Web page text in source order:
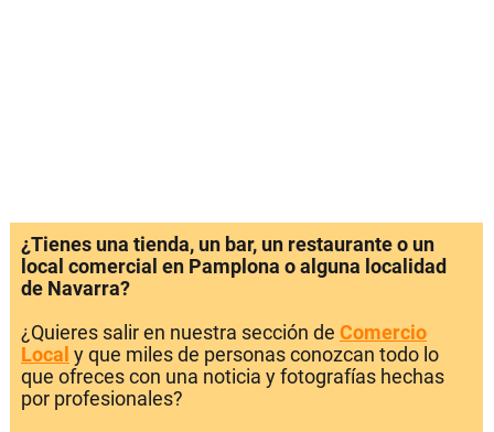
¿Tienes una tienda, un bar, un restaurante o un
local comercial en Pamplona o alguna localidad
de Navarra?
¿Quieres salir en nuestra sección de Comercio
Local y que miles de personas conozcan todo lo
que ofreces con una noticia y fotografías hechas
por profesionales?